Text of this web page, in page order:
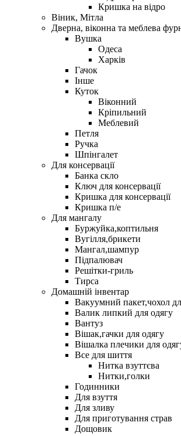
Кришка на відро
Віник, Мітла
Дверна, віконна та меблева
Вушка
Одеса
Харків
Гачок
Інше
Куток
Віконний
Кріпильний
Меблевий
Петля
Ручка
Шпінгалет
Для консервації
Банка скло
Ключ для консервації
Кришка для консервації
Кришка п/е
Для мангалу
Буржуйка,коптильня
Вугілля,брикети
Мангал,шампур
Підпалювач
Решітки-гриль
Тирса
Домашній інвентар
Вакуумний пакет,чохол
Валик липкий для одягу
Вантуз
Вішак,гачки для одягу
Вішалка плечики для
Все для шиття
Нитка взуттєва
Нитки,голки
Годинники
Для взуття
Для зливу
Для приготування страв
Дощовик